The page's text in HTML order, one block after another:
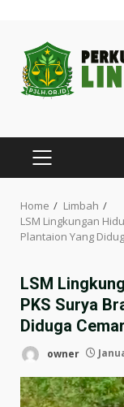
content
PRIMARY
MENU
Home
Limbah
LSM Lingkungan
Plantaion Yang
LSM
PKS Surya
Diduga
owner